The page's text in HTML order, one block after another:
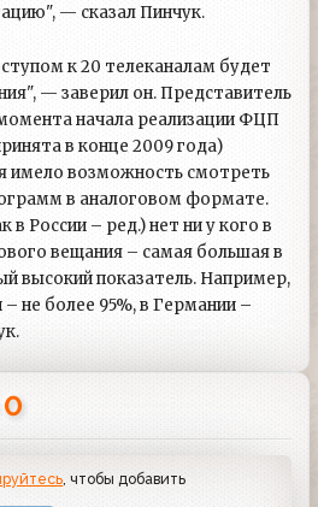
— сказал Пинчук.
к 20 телеканалам будет
— заверил он. Представитель
начала реализации ФЦП
в конце 2009 года)
имело возможность смотреть
в аналоговом формате.
России – ред.) нет ни у кого в
вещания – самая большая в
высокий показатель. Например,
не более 95%, в Германии –
0
, чтобы добавить